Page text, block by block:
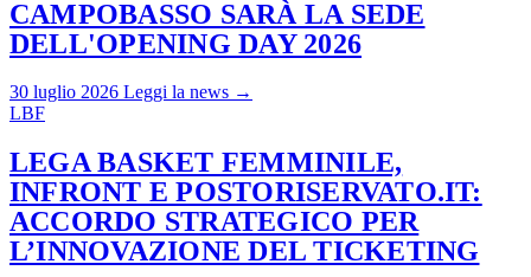
CAMPOBASSO SARÀ LA SEDE
DELL'OPENING DAY 2026
30 luglio 2026 Leggi la news →
LBF
LEGA BASKET FEMMINILE,
INFRONT E POSTORISERVATO.IT:
ACCORDO STRATEGICO PER
L’INNOVAZIONE DEL TICKETING